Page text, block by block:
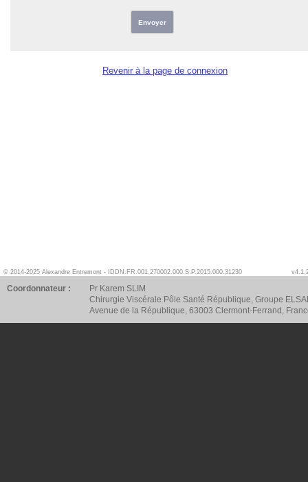
Envoyer
Revenir à la page de connexion
© 2014-2025 Alexandre Entremont - IDDN.FR.001.270002.000.S.P.2015.000.31230
Coordonnateur :
Pr Karem SLIM
Chirurgie Viscérale Pôle Santé République, Groupe
Avenue de la République, 63003 Clermont-Ferrand,